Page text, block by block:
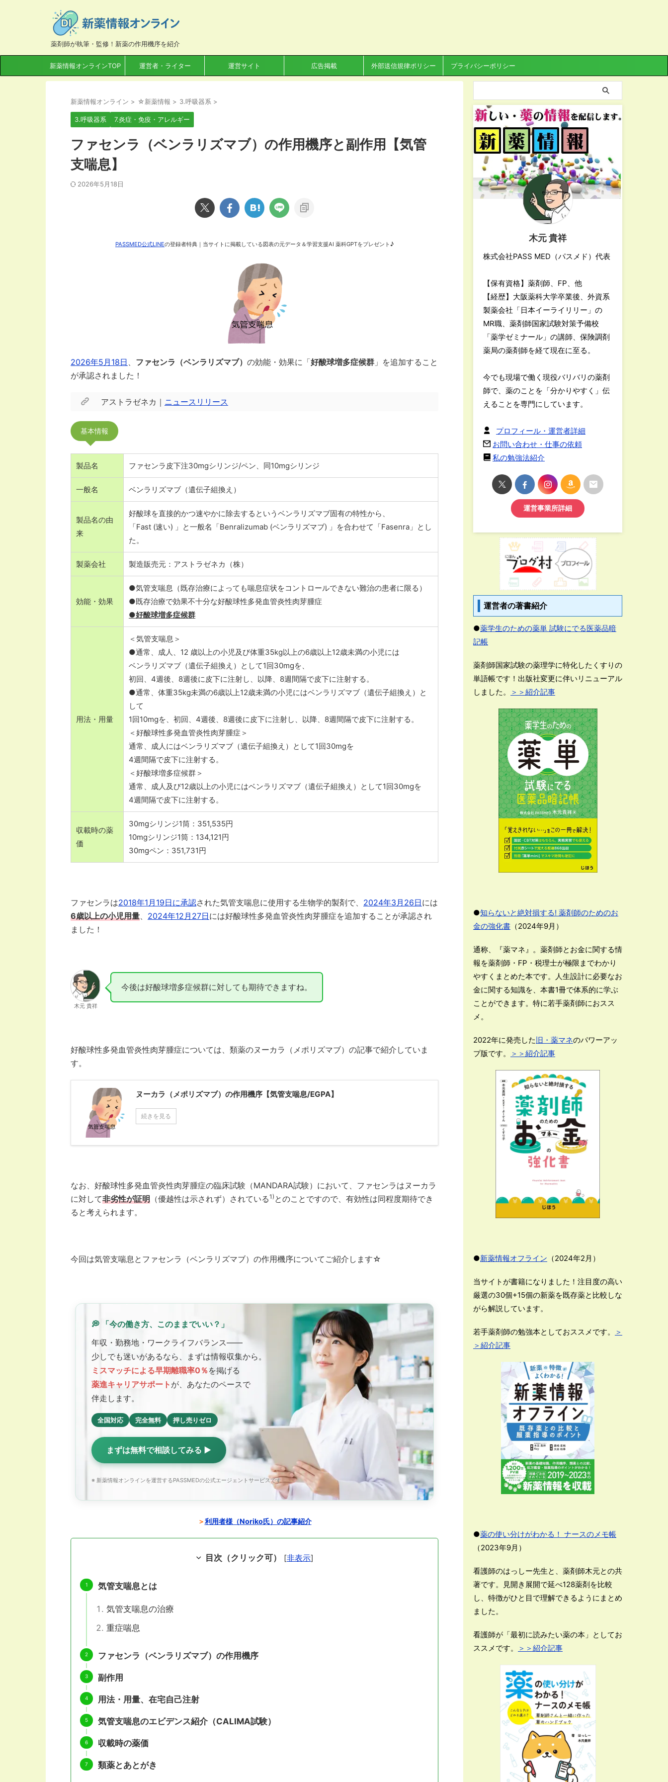
薬剤師が執筆・監修！新薬の作用機序を紹介
新薬情報オンラインTOP 運営者・ライター 運営サイト 広告掲載 外部送信規律ポリシー プライバシーポリシー
新薬情報オンライン > ☆新薬情報 > 3.呼吸器系 >
3.呼吸器系 7.炎症・免疫・アレルギー
ファセンラ（ベンラリズマブ）の作用機序と副作用【気管
支喘息】
2026年5月18日
PASSMED公式LINEの登録者特典｜当サイトに掲載している図表の元データ＆学習支援AI 薬科GPTをプレゼント♪
2026年5月18日 、 ファセンラ（ベンラリズマブ） の効能・効果に「好酸球増多症候群 」を追加すること
が承認されました！
アストラゼネカ｜ ニュースリリース
基本情報
製品名 ファセンラ皮下注30mgシリンジ/ペン、同10mgシリンジ
一般名 ベンラリズマブ（遺伝子組換え）
製品名の由
来
好酸球を直接的かつ速やかに除去するというベンラリズマブ固有の特性から、
「Fast (速い) 」と一般名「Benralizumab (ベンラリズマブ) 」を合わせて「Fasenra」とし
た。
製薬会社 製造販売元：アストラゼネカ（株）
効能・効果
●気管支喘息（既存治療によっても喘息症状をコントロールできない難治の患者に限る）
●既存治療で効果不十分な好酸球性多発血管炎性肉芽腫症
●好酸球増多症候群
用法・用量
＜気管支喘息＞
●通常、成人、12 歳以上の小児及び体重35kg以上の6歳以上12歳未満の小児には
ベンラリズマブ（遺伝子組換え）として1回30mgを、
初回、4週後、8週後に皮下に注射し、以降、8週間隔で皮下に注射する。
●通常、体重35kg未満の6歳以上12歳未満の小児にはベンラリズマブ（遺伝子組換え）と
して
1回10mgを、初回、4週後、8週後に皮下に注射し、以降、8週間隔で皮下に注射する。
＜好酸球性多発血管炎性肉芽腫症＞
通常、成人にはベンラリズマブ（遺伝子組換え）として1回30mgを
4週間隔で皮下に注射する。
＜好酸球増多症候群＞
通常、成人及び12歳以上の小児にはベンラリズマブ（遺伝子組換え）として1回30mgを
4週間隔で皮下に注射する。
収載時の薬
価
30mgシリンジ1筒：351,535円
10mgシリンジ1筒：134,121円
30mgペン：351,731円
ファセンラは2018年1月19日に承認された気管支喘息に使用する生物学的製剤で、 2024年3月26日には
6歳以上の小児用量、 2024年12月27日には好酸球性多発血管炎性肉芽腫症を追加することが承認され
ました！
木元 貴祥
今後は好酸球増多症候群に対しても期待できますね。
好酸球性多発血管炎性肉芽腫症については、類薬のヌーカラ（メポリズマブ）の記事で紹介していま
す。
ヌーカラ（メポリズマブ）の作用機序【気管支喘息/EGPA】
続きを見る
なお、好酸球性多発血管炎性肉芽腫症の臨床試験（MANDARA試験）において、ファセンラはヌーカラ
に対して非劣性が証明 （優越性は示されず）されている1) とのことですので、有効性は同程度期待でき
ると考えられます。
今回は気管支喘息とファセンラ（ベンラリズマブ）の作用機序についてご紹介します☆
💭 「今の働き方、このままでいい？」
年収・勤務地・ワークライフバランス——
少しでも迷いがあるなら、まずは情報収集から。
ミスマッチによる早期離職率0％ を掲げる
薬進キャリアサポート が、あなたのペースで
伴走します。
全国対応 完全無料 押し売りゼロ
まずは無料で相談してみる ▶
※ 新薬情報オンラインを運営するPASSMEDの公式エージェントサービスです
＞利用者様（Noriko氏）の記事紹介
目次（クリック可） [非表示]
気管支喘息とは
気管支喘息の治療
重症喘息
ファセンラ（ベンラリズマブ）の作用機序
副作用
用法・用量、在宅自己注射
気管支喘息のエビデンス紹介（CALIMA試験）
収載時の薬価
類薬とあとがき
木元 貴祥
株式会社PASS MED（パスメド）代表
【保有資格】薬剤師、FP、他
【経歴】大阪薬科大学卒業後、外資系
製薬会社「日本イーライリリー」の
MR職、薬剤師国家試験対策予備校
「薬学ゼミナール」の講師、保険調剤
薬局の薬剤師を経て現在に至る。
今でも現場で働く現役バリバリの薬剤
師で、薬のことを「分かりやすく」伝
えることを専門にしています。
プロフィール・運営者詳細
お問い合わせ・仕事の依頼
私の勉強法紹介
運営事業所詳細
運営者の著書紹介
●薬学生のための薬単 試験にでる医薬品暗
記帳
薬剤師国家試験の薬理学に特化したくすりの
単語帳です！出版社変更に伴いリニューアル
しました。
＞＞紹介記事
●知らないと絶対損する! 薬剤師のためのお
金の強化書 （2024年9月）
通称、『薬マネ』。薬剤師とお金に関する情
報を薬剤師・FP・税理士が極限までわかり
やすくまとめた本です。人生設計に必要なお
金に関する知識を、本書1冊で体系的に学ぶ
ことができます。特に若手薬剤師におスス
メ。
2022年に発売した旧・薬マネのパワーアッ
プ版です。
＞＞紹介記事
●新薬情報オフライン （2024年2月）
当サイトが書籍になりました！注目度の高い
厳選の30個+15個の新薬を既存薬と比較しな
がら解説しています。
若手薬剤師の勉強本としておススメです。
＞
＞紹介記事
●薬の使い分けがわかる！ ナースのメモ帳
（2023年9月）
看護師のはっしー先生と、薬剤師木元との共
著です。見開き展開で延べ128薬剤を比較
し、特徴がひと目で理解できるようにまとめ
ました。
看護師が「最初に読みたい薬の本」としてお
ススメです。
＞＞紹介記事